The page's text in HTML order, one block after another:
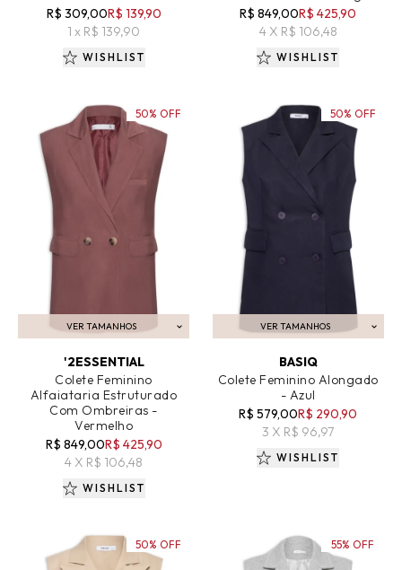
R$ 309,00R$ 139,90
1 x R$ 139,90
WISHLIST
R$ 849,00R$ 425,90
4 X R$ 106,48
WISHLIST
VER TAMANHOS
ADICIONAR AO CARRINHO
'2ESSENTIAL
Colete Feminino
Alfaiataria Estruturado
Com Ombreiras -
Vermelho
R$ 849,00R$ 425,90
4 X R$ 106,48
50% OFF
WISHLIST
VER TAMANHOS
ADICIONAR AO CARRINHO
BASIQ
Colete Feminino Alongado
- Azul
R$ 579,00R$ 290,90
3 X R$ 96,97
50% OFF
WISHLIST
50% OFF 55% OFF